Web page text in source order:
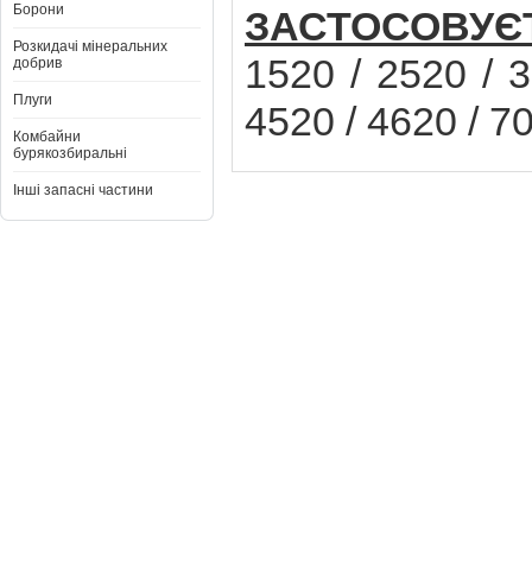
Борони
Розкидачі мінеральних
добрив
Плуги
Комбайни
бурякозбиральні
Інші запасні частини
1520 / 2520 /
4520 / 4620 /